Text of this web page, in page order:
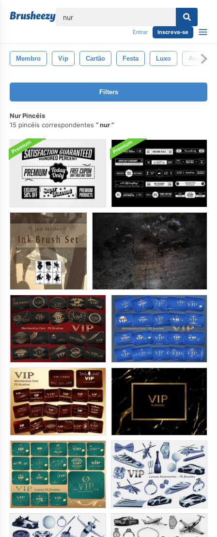
Entrar Inscreva-se
Membro Vip Cartão Festa Luxo
Filters
Nur Pincéis
15 pincéis correspondentes
nur